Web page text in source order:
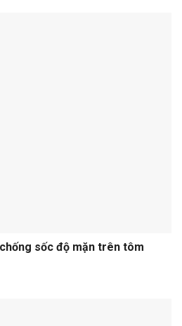
sốc độ mặn trên tôm